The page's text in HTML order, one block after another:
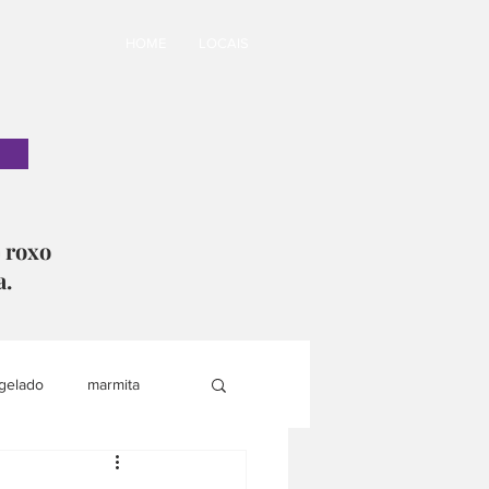
roxo
marmita
lanche saudável